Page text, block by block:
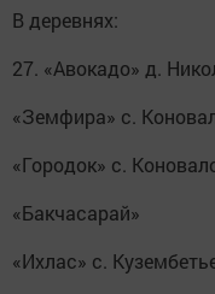
В деревнях:
27. «Авокадо» д.
«Земфира» с.
«Городок» с.
«Бакчасарай»
«Ихлас» с.